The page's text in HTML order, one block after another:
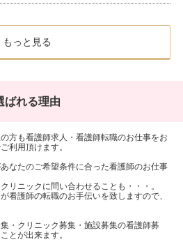
もっと見る
ばれる理由
方も看護師求人・看護師転職のお仕事をお
利用頂けます。
なたのご希望条件に合った看護師のお仕事
リニックに問い合わせることも・・・。
看護師の転職のお手伝いを致しますので、
・クリニック募集・施設募集の看護師募
とが出来ます。